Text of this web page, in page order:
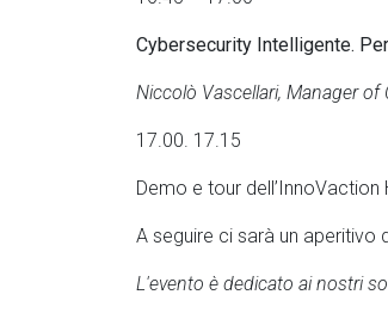
Cybersecurity Intelligente.
Niccolò Vascellari, Manager of
17.00. 17.15
Demo e tour dell’InnoVaction
A seguire ci sarà un aperitivo
L'evento è dedicato ai nostri